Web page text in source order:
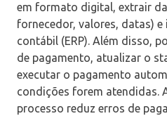
em formato digital, extrair
fornecedor, valores, datas)
contábil (ERP). Além disso,
de pagamento, atualizar o
executar o pagamento
condições forem atendidas.
processo reduz erros de